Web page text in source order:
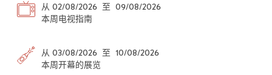
从 02/08/2026 至 09/08/2026
本周电视指南
从 03/08/2026 至 10/08/2026
本周开幕的展览